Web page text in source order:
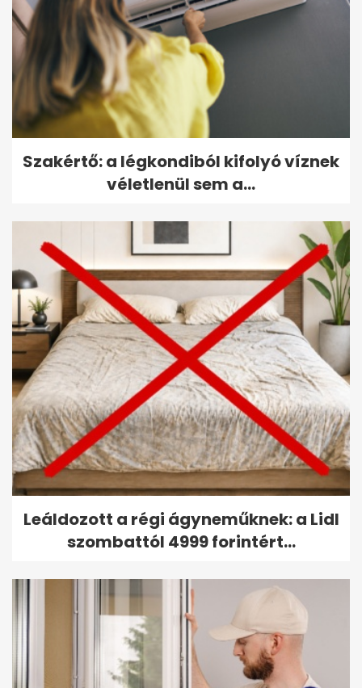
Szakértő: a légkondiból kifolyó víznek
véletlenül sem a...
Leáldozott a régi ágyneműknek: a Lidl
szombattól 4999 forintért...